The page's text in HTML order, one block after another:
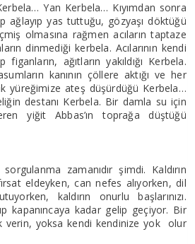
Yan Kerbela… Kıyımdan sonra
ağlayıp yas tuttuğu, gözyaşı döktüğü
olmasına rağmen acıların taptaze
dinmediği kerbela. Acılarının kendi
figanların, ağıtların yakıldığı Kerbela.
kanının çöllere aktığı ve her
yüreğimize ateş düşürdüğü Kerbela…
destanı Kerbela. Bir damla su için
yiğit Abbas’ın toprağa düştüğü
zamanıdır şimdi. Kaldırın
eldeyken, can nefes alıyorken, dil
kaldırın onurlu başlarınızı.
kapanıncaya kadar gelip geçiyor. Bir
verin, yoksa kendi kendinize yok olur